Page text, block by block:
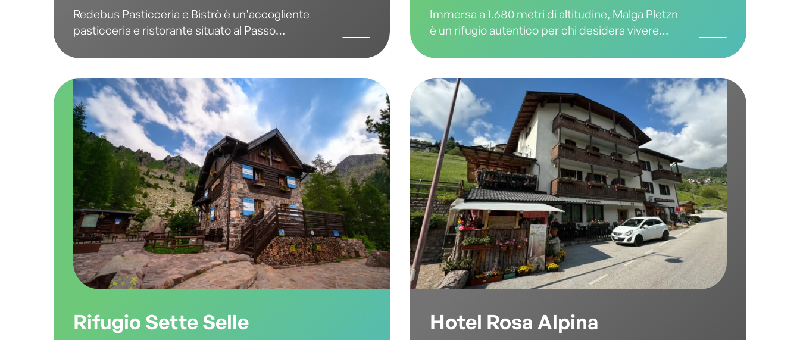
Redebus Pasticceria e Bistrò è un'accogliente
pasticceria e ristorante situato al Passo
angolo di tranquillità nel cuore delle Dolomiti.
Questo locale, che si trova lungo la strada che
collega la Valle del Fersina all'Altopiano di Piné, è
ideale per chi vuole gustare piatti tipici e dolci
preparati con passione in un ambiente familiare
e accogliente.
Immersa a 1.680 metri di altitudine, Malga Pletzn
è un rifugio autentico per chi desidera vivere
tradizioni montane e sapori genuini. Situata nel
cuore della Val dei Mòcheni, questa malga è il
luogo ideale per riconnettersi con la natura e
godersi la tranquillità della montagna.
Rifugio Sette Selle Hotel Rosa Alpina